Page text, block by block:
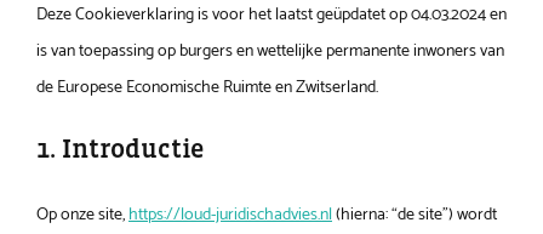
Deze Cookieverklaring is voor het laatst geüpdatet op 04.03.2024 en
is van toepassing op burgers en wettelijke permanente inwoners van
de Europese Economische Ruimte en Zwitserland.
1. Introductie
Op onze site,https://loud-juridischadvies.nl(hierna: “de site”) wordt